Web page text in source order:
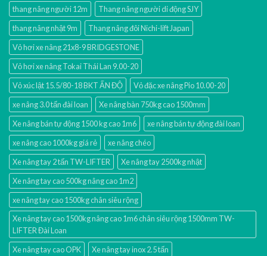
thang nâng người 12m
Thang nâng người di động SJY
thang nâng nhật 9m
Thang nâng đôi Nichi-lift Japan
Vỏ hơi xe nâng 21x8-9 BRIDGESTONE
Vỏ hơi xe nâng Tokai Thái Lan 9.00-20
Vỏ xúc lật 15.5/80-18 BKT ẤN ĐỘ
Vỏ đặc xe nâng Pio 10.00-20
xe nâng 3.0 tấn đài loan
Xe nâng bàn 750kg cao 1500mm
Xe nâng bán tự động 1500 kg cao 1m6
xe nâng bán tự động đài loan
xe nâng cao 1000kg giá rẻ
xe nâng chéo
Xe nâng tay 2 tấn TW-LIFTER
Xe nâng tay 2500kg nhật
Xe nâng tay cao 500kg nâng cao 1m2
xe nâng tay cao 1500kg chân siêu rộng
Xe nâng tay cao 1500kg nâng cao 1m6 chân siêu rộng 1500mm TW-
LIFTER Đài Loan
Xe nâng tay cao OPK
Xe nâng tay inox 2.5 tấn